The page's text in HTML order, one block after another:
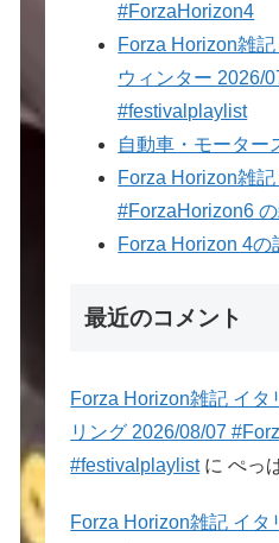
#ForzaHorizon4
Forza Horizon雑
ウィンター 2026/
#festivalplaylist
自動車・モーター
Forza Horizon雑
#ForzaHorizon6
Forza Horizon 4の
最近のコメント
Forza Horizon雑記 イ
リング 2026/08/07
#festivalplaylistにぺっ
Forza Horizon雑記 イ